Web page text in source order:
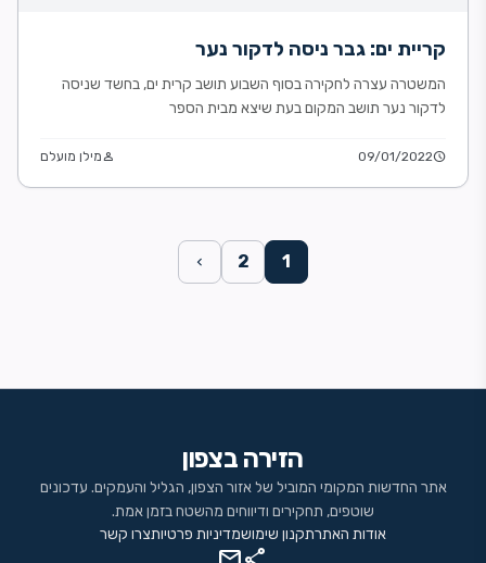
קריית ים: גבר ניסה לדקור נער
המשטרה עצרה לחקירה בסוף השבוע תושב קרית ים, בחשד שניסה
לדקור נער תושב המקום בעת שיצא מבית הספר
schedule
09/01/2022
personמילן מועלם
1
2
chevron_left
הזירה בצפון
אתר החדשות המקומי המוביל של אזור הצפון, הגליל והעמקים. עדכונים
שוטפים, תחקירים ודיווחים מהשטח בזמן אמת.
אודות האתרתקנון שימושמדיניות פרטיותצרו קשר